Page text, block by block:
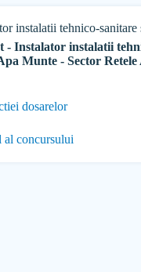
instalatii tehnico-sanitare
- Instalator instalatii
Munte - Sector Retele
dosarelor
al concursului